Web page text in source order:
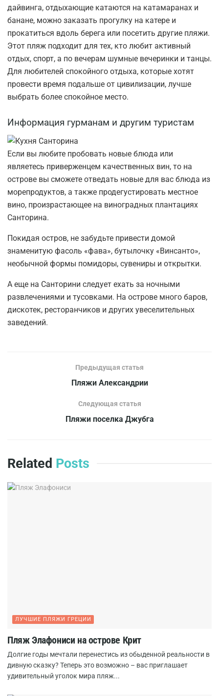
дайвинга, отдыхающие катаются на катамаранах и
банане, можно заказать прогулку на катере и
прокатиться вдоль берега или посетить другие пляжи.
Этот пляж подходит для тех, кто любит активный
отдых, спорт, а по вечерам шумные вечеринки и танцы.
Для любителей спокойного отдыха, которые хотят
провести время подальше от цивилизации, лучше
выбрать более спокойное место.
Информация гурманам и другим туристам
Если вы любите пробовать новые блюда или
являетесь приверженцем качественных вин, то на
острове вы сможете отведать новые для вас блюда из
морепродуктов, а также продегустировать местное
вино, произрастающее на виноградных плантациях
Санторина.
Покидая остров, не забудьте привести домой
знаменитую фасоль «фава», бутылочку «Винсанто»,
необычной формы помидоры, сувениры и открытки.
А еще на Санторини следует ехать за ночными
развлечениями и тусовками. На острове много баров,
дискотек, ресторанчиков и других увеселительных
заведений.
Предыдущая статья
Пляжи Александрии
Следующая статья
Пляжи поселка Джубга
Related Posts
ЛУЧШИЕ ПЛЯЖИ ГРЕЦИИ
Пляж Элафониси на острове Крит
Долгие годы мечтали перенестись из обыденной реальности в
дивную сказку? Теперь это возможно – вас приглашает
удивительный уголок мира пляж...